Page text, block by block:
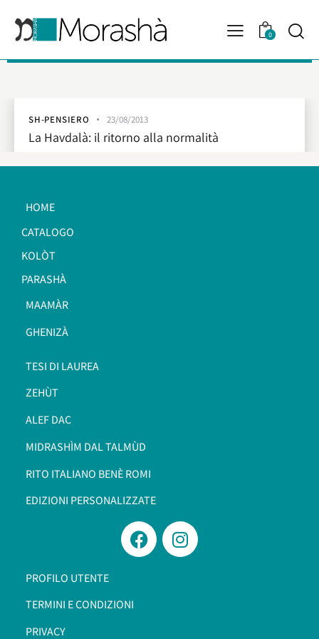
0
SH-PENSIERO 23/08/2013
La Havdalà: il ritorno alla normalità
HOME
CATALOGO
KOLÒT
PARASHÀ
MAAMÀR
GHENIZÀ
TESI DI LAUREA
ZEHÙT
ALEF DAC
MIDRASHÌM DAL TALMÙD
RITO ITALIANO BENÈ ROMI​
EDIZIONI PERSONALIZZATE
PROFILO UTENTE
TERMINI E CONDIZIONI
PRIVACY